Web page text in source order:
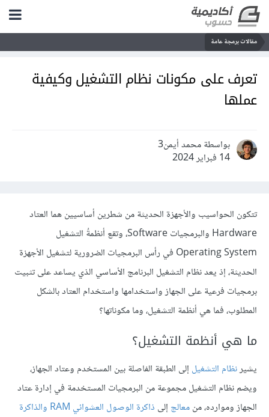
مقالات برمجة عامة
تعرف على مكونات نظام التشغيل وكيفية
عملها
بواسطة محمد أيمن3
14 فبراير 2024
تتكون الحواسيب والأجهزة الحديثة من شطرين أساسيين هما العتاد
Hardware والبرمجيات Software، وتقع أنظمةُ التشغيل
Operating System في رأس البرمجيات الضرورية لتشغيل الأجهزة
الحديثة، إذ يعد نظام التشغيل البرنامج الأساسي الذي يساعد على تثبيت
برمجيات فرعية على الجهاز واستخدامها واستخدام العتاد بالشكل
المطلوب، فما هي أنظمة التشغيل، وما مكوناتها؟
ما هي أنظمة التشغيل؟
يشيرنظام التشغيل إلى الطبقة الفاصلة بين المستخدم وعتاد الجهاز،
ويضم نظام التشغيل مجموعة من البرمجيات المستخدمة في إدارة عتاد
الجهاز وموارده، منمعالج إلى
ذاكرة الوصول العشوائي RAM والذاكرة